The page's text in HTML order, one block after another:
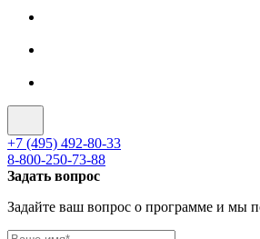
+7 (495) 492-80-33
8-800-250-73-88
Задать вопрос
Задайте ваш вопрос о программе и мы